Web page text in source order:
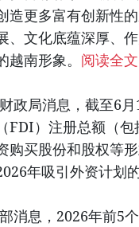
造更多富有创新性
、文化底蕴深厚、
南形象。 阅读全文
政局消息，截至6
FDI）注册总额（
购买股份和股权等
年吸引外资计划的
消息，2026年前5